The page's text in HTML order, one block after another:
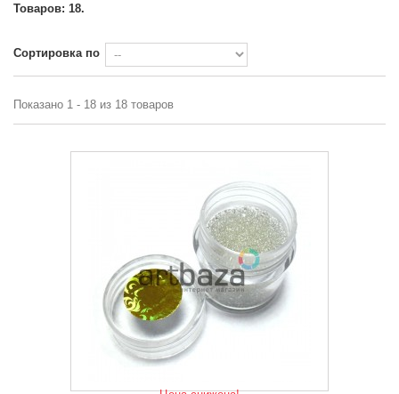
Товаров: 18.
Сортировка по
Показано 1 - 18 из 18 товаров